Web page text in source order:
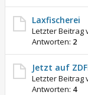
Laxfischerei
Letzter Beitrag
Antworten: 2
Jetzt auf
Letzter Beitrag
Antworten: 4